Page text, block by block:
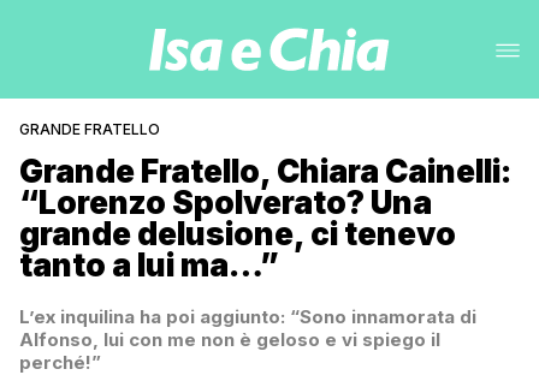
GRANDE FRATELLO
Grande Fratello, Chiara Cainelli:
“Lorenzo Spolverato? Una
grande delusione, ci tenevo
tanto a lui ma…”
L’ex inquilina ha poi aggiunto: “Sono innamorata di
Alfonso, lui con me non è geloso e vi spiego il
perché!”